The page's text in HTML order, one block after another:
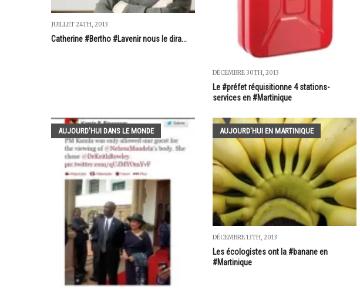
JUILLET 24TH, 2013
Catherine #Bertho #Lavenir nous le dira...
DÉCEMBRE 30TH, 2013
Le #préfet réquisitionne 4 stations-
services en #Martinique
AUJOURD'HUI DANS LE MONDE AUJOURD'HUI EN MARTINIQUE
DÉCEMBRE 13TH, 2013
Les écologistes ont la #banane en
#Martinique